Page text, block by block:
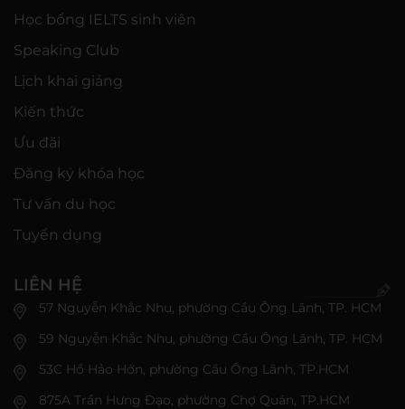
Học bổng IELTS sinh viên
Speaking Club
Lịch khai giảng
Kiến thức
Ưu đãi
Đăng ký khóa học
Tư vấn du học
Tuyển dụng
LIÊN HỆ
57 Nguyễn Khắc Nhu, phường Cầu Ông Lãnh, TP. HCM
59 Nguyễn Khắc Nhu, phường Cầu Ông Lãnh, TP. HCM
53C Hồ Hảo Hớn, phường Cầu Ông Lãnh, TP.HCM
875A Trần Hưng Đạo, phường Chợ Quán, TP.HCM